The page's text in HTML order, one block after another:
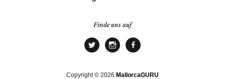
Finde uns auf
Copyright © 2026 MallorcaGURU